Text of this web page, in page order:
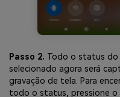
Passo 2. Todo o status do
selecionado agora será
gravação de tela. Para
todo o status, pressione o